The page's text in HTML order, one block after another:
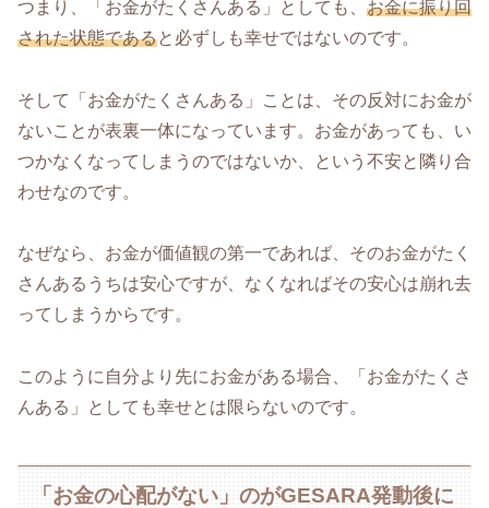
つまり、「お金がたくさんある」としても、 お金に振り回
された状態であると必ずしも幸せではないのです。
そして「お金がたくさんある」ことは、その反対にお金が
ないことが表裏一体になっています。お金があっても、い
つかなくなってしまうのではないか、という不安と隣り合
わせなのです。
なぜなら、お金が価値観の第一であれば、そのお金がたく
さんあるうちは安心ですが、なくなればその安心は崩れ去
ってしまうからです。
このように自分より先にお金がある場合、「お金がたくさ
んある」としても幸せとは限らないのです。
「お金の心配がない」のがGESARA発動後に